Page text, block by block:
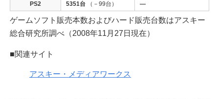
PS2 5351台 （－99台） ―
ゲームソフト販売本数およびハード販売台数はアスキー
総合研究所調べ（2008年11月27日現在）
■関連サイト
アスキー・メディアワークス